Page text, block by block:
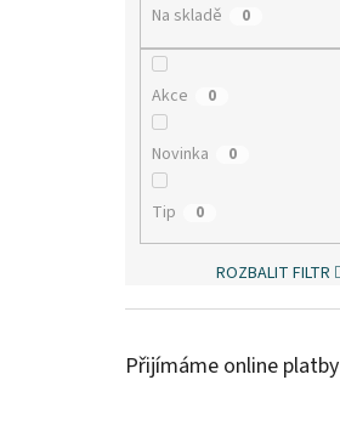
Na skladě 0
Akce 0
Novinka 0
Tip 0
ROZBALIT FILTR
Přijímáme online platby